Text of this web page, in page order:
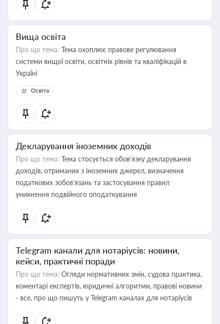
Вища освіта
Про що тема: Тема охоплює правове регулювання
системи вищої освіти, освітніх рівнів та кваліфікацій в
Україні
Освіта
Декларування іноземних доходів
Про що тема: Тема стосується обов’язку декларування
доходів, отриманих з іноземних джерел, визначення
податкових зобов’язань та застосування правил
уникнення подвійного оподаткування
Telegram канали для нотаріусів: новини,
кейси, практичні поради
Про що тема: Огляди нормативних змін, судова практика,
коментарі експертів, юридичні алгоритми, правові новини
- все, про що пишуть у Telegram каналах для нотаріусів